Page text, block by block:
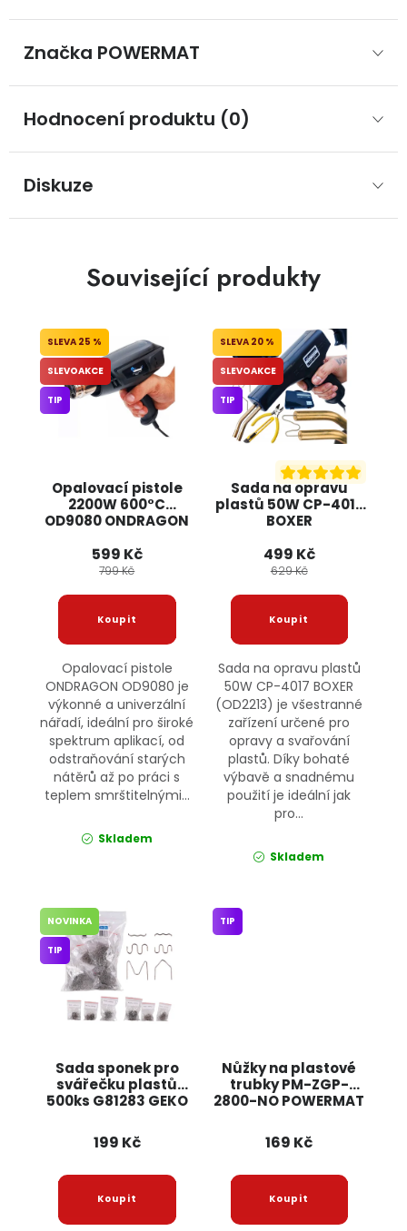
Značka POWERMAT
Hodnocení produktu (0)
Diskuze
Související produkty
Opalovací pistole
2200W 600°C
OD9080 ONDRAGON
25 %
SLEVOAKCE
TIP
599 Kč
799 Kč
Opalovací pistole
ONDRAGON OD9080 je
výkonné a univerzální
nářadí, ideální pro široké
spektrum aplikací, od
odstraňování starých
nátěrů až po práci s
teplem smrštitelnými...
Skladem
Sada na opravu
plastů 50W CP-4017
BOXER
20 %
SLEVOAKCE
TIP
499 Kč
629 Kč
Sada na opravu plastů
50W CP-4017 BOXER
(OD2213) je všestranné
zařízení určené pro
opravy a svařování
plastů. Díky bohaté
výbavě a snadnému
použití je ideální jak
pro...
Skladem
Sada sponek pro
svářečku plastů
500ks G81283 GEKO
NOVINKA
TIP
199 Kč
Nůžky na plastové
trubky PM-ZGP-
2800-NO POWERMAT
TIP
169 Kč